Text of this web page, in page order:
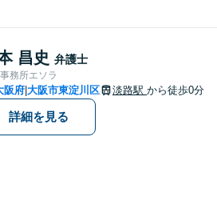
昌史 弁護士
務所エソラ
阪府 大阪市東淀川区 淡路駅 から徒歩0分
詳細を見る